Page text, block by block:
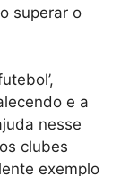
superar o
e a
nesse
clubes
exemplo